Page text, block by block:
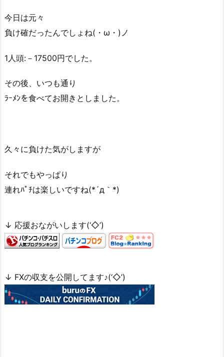
今日は元々
負け確だったんでしょね(・ω・)ノ
1人頭:－17500円でした。
その後、いつも通り
ﾗｰﾒﾝを食べてお開きとしました。
久々に負けた気がしますが
それでもやっぱり
連れﾊﾟﾁは楽しいですね(*´д｀*)
↓ 応援おながいします(‘◇’)ゞ
↓ FXの収支を公開してます♪(‘◇’)ゞ